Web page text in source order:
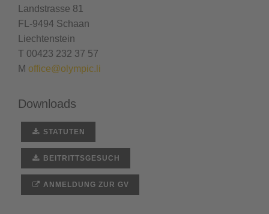
Landstrasse 81
FL-9494 Schaan
Liechtenstein
T 00423 232 37 57
M office@olympic.li
Downloads
STATUTEN
BEITRITTSGESUCH
ANMELDUNG ZUR GV